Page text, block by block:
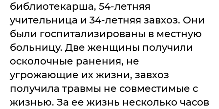
библиотекарша, 54-летняя
учительница и 34-летняя завхоз. Они
были госпитализированы в местную
больницу. Две женщины получили
осколочные ранения, не
угрожающие их жизни, завхоз
получила травмы не совместимые с
жизнью. За ее жизнь несколько часов